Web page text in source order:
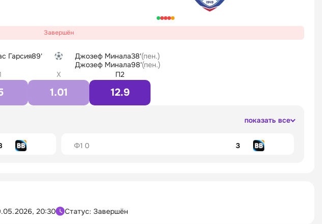
Завершён
Гарсия89' Джозеф Минала38'(пен.)
Джозеф Минала98'(пен.)
X
1.01
П2
12.9
показать все
Ф1 0 3
20:30 Статус: Завершён